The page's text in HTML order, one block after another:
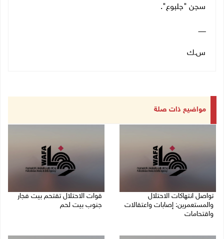
سجن "جلبوع".
ـــــــ
س.ك
مواضيع ذات صلة
تواصل انتهاكات الاحتلال
والمستعمرين: إصابات واعتقالات
واقتحامات
قوات الاحتلال تقتحم بيت فجار
جنوب بيت لحم